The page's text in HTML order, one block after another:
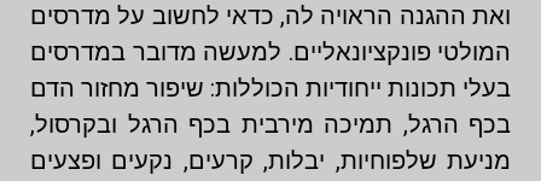
ואת ההגנה הראויה לה, כדאי לחשוב על מדרסים
המולטי פונקציונאליים. למעשה מדובר במדרסים
בעלי תכונות ייחודיות הכוללות: שיפור מחזור הדם
בכף הרגל, תמיכה מירבית בכף הרגל ובקרסול,
מניעת שלפוחיות, יבלות, קרעים, נקעים ופצעים